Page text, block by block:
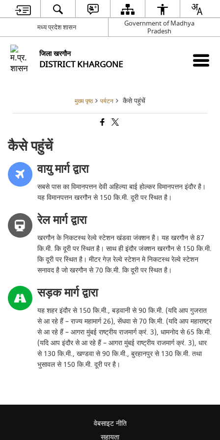
मध्य प्रदेश शासन
Government of Madhya
Pradesh
जिला खरगौन
DISTRICT KHARGONE
मुख्य पृष्ठ पर्यटन कैसे पहुंचें
कैसे पहुंचें
वायु मार्ग द्वारा
सबसे पास का विमानपत्तन देवी अहिल्या बाई होल्कर विमानपत्तन इंदौर है।
यह विमानपत्तन खरगौन से 150 कि.मी. दूरी पर स्थित है।
रेल मार्ग द्वारा
खरगौन के निकटस्थ रेल्वे स्टेशन खंडवा जंक्शन है। यह खरगौन से 87
कि.मी. कि दूरी पर स्थित है। साथ ही इंदौर जंक्शन खरगौन से 150 कि.मी.
कि दूरी पर स्थित है। मीटर गेज़ रेल्वे स्टेशन मे निकटस्थ रेल्वे स्टेशन
सनावद है जो खरगौन से 70 कि.मी. कि दूरी पर स्थित है।
सड़क मार्ग द्वारा
यह शहर इंदौर से 150 कि.मी., बड़वानी से 90 कि.मी. (यदि आप गुजरात
से आ रहे हैं – राज्य महामार्ग 26), सेंधवा से 70 कि.मी. (यदि आप महाराष्ट्र
से आ रहे हैं – आगरा मुंबई राष्ट्रीय राजमार्ग क्रं. 3), धामनोद से 65 कि.मी.
(यदि आप इंदौर से आ रहे हैं – आगरा मुंबई राष्ट्रीय राजमार्ग क्रं. 3), धार
से 130 कि.मी., खण्डवा से 90 कि.मी., बुरहानपुर से 130 कि.मी. तथा
भुसावल से 150 कि.मी. दूरी पर है।
वेबसाइट नीति
सहायता